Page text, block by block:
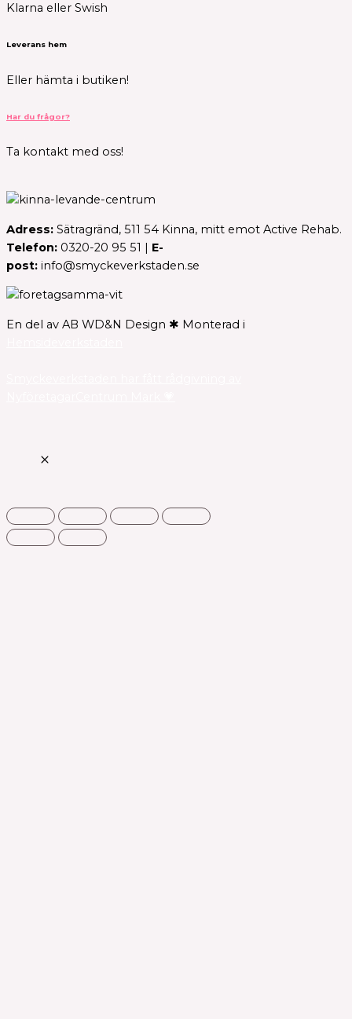
Klarna eller Swish
Leverans hem
Eller hämta i butiken!
Har du frågor?
Ta kontakt med oss!
Adress: Sätragränd, 511 54 Kinna, mitt emot Active Rehab.
Telefon: 0320-20 95 51 | E-
post: info@smyckeverkstaden.se
En del av AB WD&N Design ✱ Monterad i